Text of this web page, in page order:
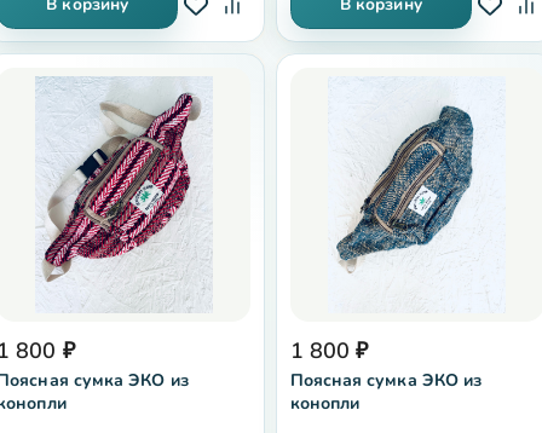
800 ₽
сумка ЭКО из
1 800 ₽
Поясная сумка ЭКО из
конопли